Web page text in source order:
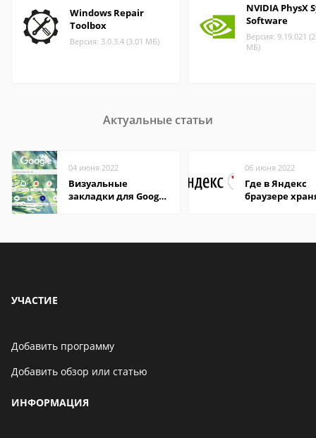
Windows Repair
Toolbox
Версия: 3.0.3.4 (3.01 МБ)
NVIDIA PhysX
Software
Версия: 9.19.021
МБ)
Актуальные статьи
04 июня 2022
Визуальные
закладки для Google
06 июня 2022
Где в Яндекс
браузере
УЧАСТИЕ
Добавить программу
Добавить обзор или статью
ИНФОРМАЦИЯ